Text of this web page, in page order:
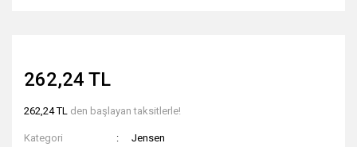
262,24 TL
262,24 TL den başlayan taksitlerle!
Kategori
Jensen